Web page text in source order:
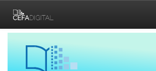
navigation